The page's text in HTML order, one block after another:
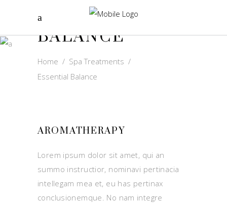
ESSENTIAL
BALANCE
Home / Spa Treatments /
Essential Balance
AROMATHERAPY
Lorem ipsum dolor sit amet, qui an
summo instructior, nominavi pertinacia
intellegam mea et, eu has pertinax
conclusionemque. No nam integre